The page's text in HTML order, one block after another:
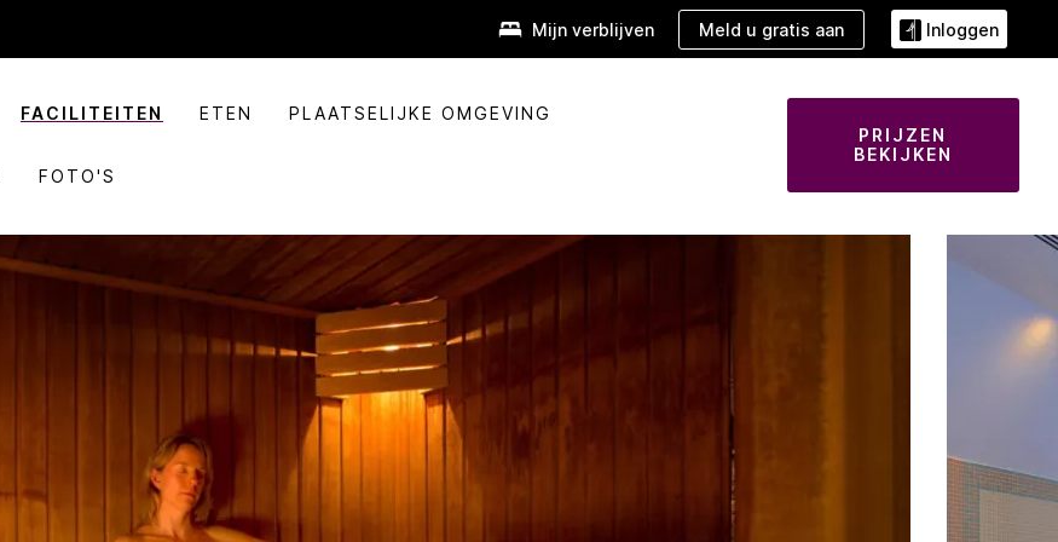
Mijn verblijven Meld u gratis aan Inloggen
FACILITEITEN ETEN PLAATSELIJKE OMGEVING
FOTO'S
PRIJZEN
BEKIJKEN